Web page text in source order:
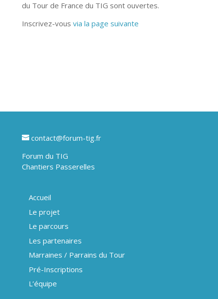
du Tour de France du TIG sont ouvertes.
Inscrivez-vous via la page suivante
contact@forum-tig.fr
Forum du TIG
Chantiers Passerelles
Accueil
Le projet
Le parcours
Les partenaires
Marraines / Parrains du Tour
Pré-Inscriptions
L’équipe